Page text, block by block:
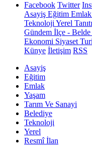
Facebook Twitter
Asayiş Eğitim Emlak
Teknoloji Yerel
Gündem İlçe - Belde
Ekonomi Siyaset
Künye İletişim RSS
Asayiş
Eğitim
Emlak
Yaşam
Tarım Ve Sanayi
Belediye
Teknoloji
Yerel
Resmî İlan